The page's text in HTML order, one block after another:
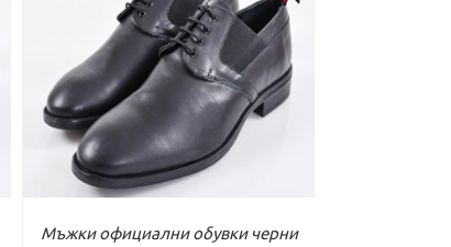
Към касата Виж повече
Мъжки официални обувки черни